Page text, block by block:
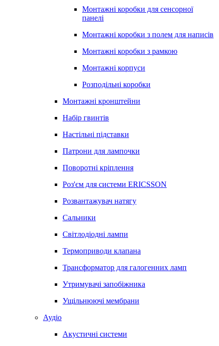
Монтажні коробки для сенсорної
панелі
Монтажні коробки з полем для написів
Монтажні коробки з рамкою
Монтажні корпуси
Розподільні коробки
Монтажні кронштейни
Набір гвинтів
Настільні підставки
Патрони для лампочки
Поворотні кріплення
Роз'єм для системи ERICSSON
Розвантажувач натягу
Сальники
Світлодіодні лампи
Термоприводи клапана
Трансформатор для галогенних ламп
Утримувачі запобіжника
Ущільнюючі мембрани
Аудіо
Акустичні системи